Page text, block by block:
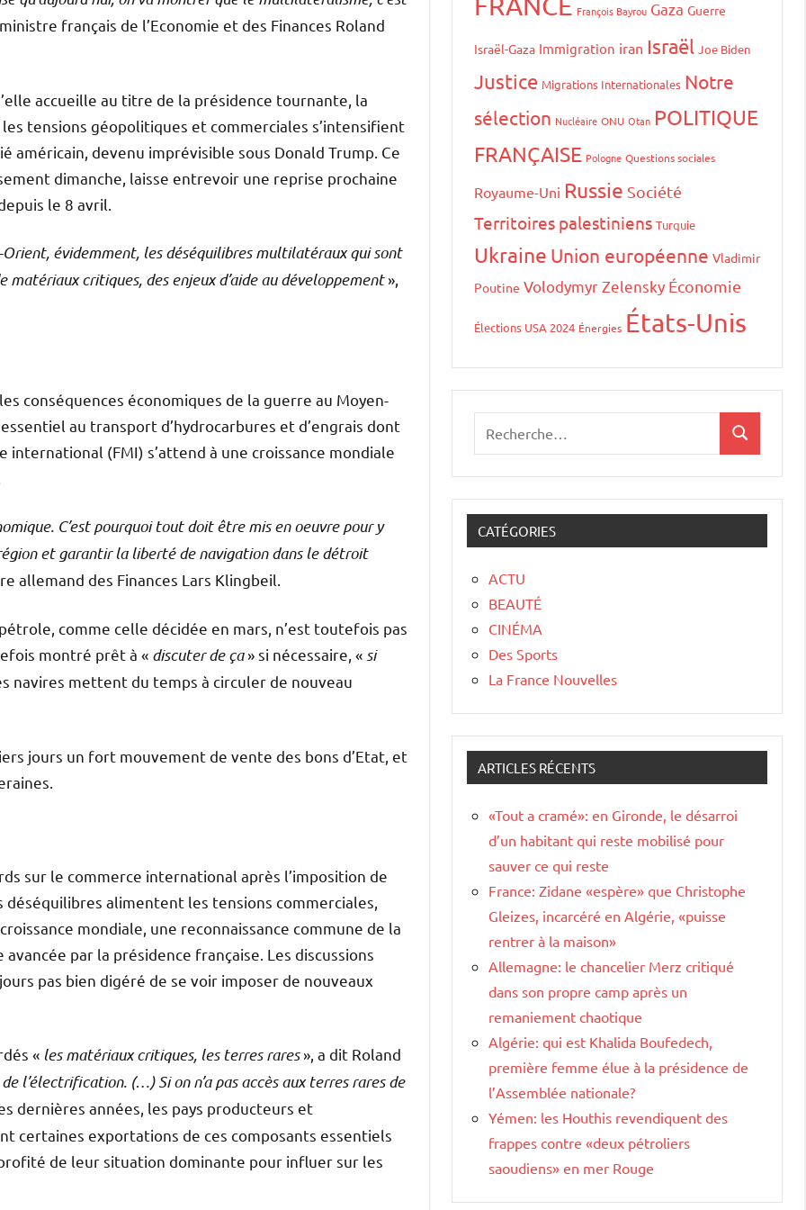
français de l’Economie et des Finances Roland
accueille au titre de la présidence tournante, la
tensions géopolitiques et commerciales s’intensifient
américain, devenu imprévisible sous Donald Trump. Ce
dimanche, laisse entrevoir une reprise prochaine
le 8 avril.
évidemment, les déséquilibres multilatéraux qui sont
matériaux critiques, des enjeux d’aide au développement»,
conséquences économiques de la guerre au Moyen-
au transport d’hydrocarbures et d’engrais dont
(FMI) s’attend à une croissance mondiale
C’est pourquoi tout doit être mis en oeuvre pour y
et garantir la liberté de navigation dans le détroit
allemand des Finances Lars Klingbeil.
comme celle décidée en mars, n’est toutefois pas
montré prêt à « discuter de ça» si nécessaire, « si
navires mettent du temps à circuler de nouveau
jours un fort mouvement de vente des bons d’Etat, et
sur le commerce international après l’imposition de
alimentent les tensions commerciales,
mondiale, une reconnaissance commune de la
par la présidence française. Les discussions
pas bien digéré de se voir imposer de nouveaux
« les matériaux critiques, les terres rares», a dit Roland
l’électrification. (…) Si on n’a pas accès aux terres rares de
dernières années, les pays producteurs et
certaines exportations de ces composants essentiels
de leur situation dominante pour influer sur les
François Bayrou Gaza Guerre
Israël-Gaza Immigration iran Israël Joe Biden
Justice Migrations Internationales Notre
sélection Nucléaire ONU Otan POLITIQUE
FRANÇAISE Pologne Questions sociales
Royaume-Uni Russie Société
Territoires palestiniens Turquie
Ukraine Union européenne Vladimir
Poutine Volodymyr Zelensky Économie
Élections USA 2024 Énergies États-Unis
CATÉGORIES
ACTU
BEAUTÉ
CINÉMA
Des Sports
La France Nouvelles
ARTICLES RÉCENTS
«Tout a cramé»: en Gironde, le désarroi
d’un habitant qui reste mobilisé pour
sauver ce qui reste
France: Zidane «espère» que Christophe
Gleizes, incarcéré en Algérie, «puisse
rentrer à la maison»
Allemagne: le chancelier Merz critiqué
dans son propre camp après un
remaniement chaotique
Algérie: qui est Khalida Boufedech,
première femme élue à la présidence de
l’Assemblée nationale?
Yémen: les Houthis revendiquent des
frappes contre «deux pétroliers
saoudiens» en mer Rouge